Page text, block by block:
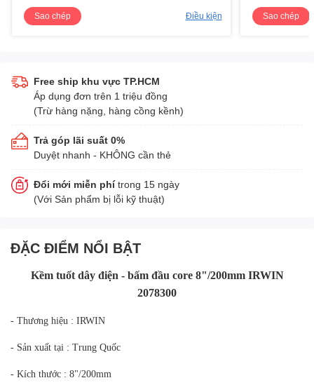
Sao chép Điều kiện Sao chép
Free ship khu vực TP.HCM
Áp dụng đơn trên 1 triệu đồng
(Trừ hàng nặng, hàng cồng kềnh)
Trả góp lãi suất 0%
Duyệt nhanh - KHÔNG cần thẻ
Đổi mới miễn phítrong 15 ngày
(Với Sản phẩm bị lỗi kỹ thuật)
ĐẶC ĐIỂM NỔI BẬT
Kềm tuốt dây điện - bấm đầu core 8"/200mm IRWIN
2078300
- Thương hiệu : IRWIN
- Sản xuất tại : Trung Quốc
- Kích thước : 8"/200mm